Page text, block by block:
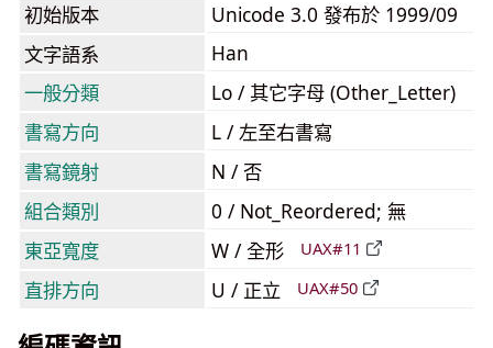
初始版本
Unicode 3.0 發布於 1999/09
文字語系
Han
一般分類
Lo / 其它字母 (Other_Letter)
書寫方向
L / 左至右書寫
書寫鏡射
N / 否
組合類別
0 / Not_Reordered; 無
東亞寬度
W / 全形 UAX#11
直排方向 U / 正立 UAX#50